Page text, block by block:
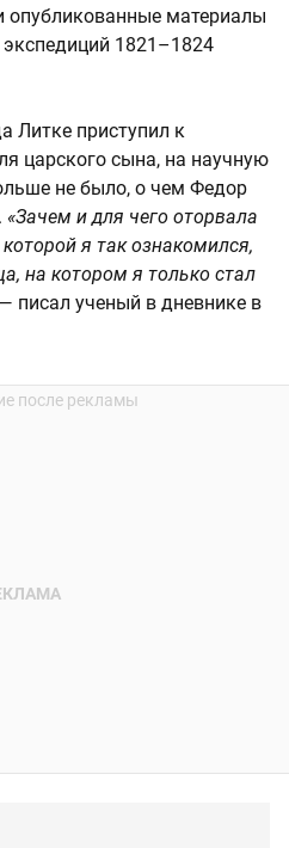
опубликованные материалы
экспедиций 1821–1824
Литке приступил к
царского сына, на научную
не было, о чем Федор
«Зачем и для чего оторвала
я так ознакомился,
на котором я только стал
— писал ученый в дневнике в